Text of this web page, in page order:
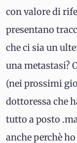
con valore di
presentano
che ci sia un
una metastasi?
(nei prossimi
dottoressa che
tutto a posto
anche perchè